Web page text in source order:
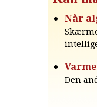
Når
Den